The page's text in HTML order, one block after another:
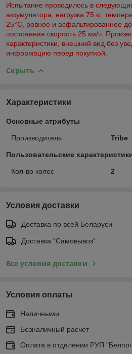
Испытание проводилось в
аккумулятора, нагрузка 75 кг,
25°C, ровное и асфальтированное
постоянная скорость 25 км/ч.
характеристики, внешний вид без
информацию перед покупкой.
Скрыть
Характеристики
Основные атрибуты
Производитель Tribe
Пользовательские
Кол-во колес 2
Условия доставки
Доставка по всей Беларуси
Доставка "Самовывоз"
Все условия доставки
Условия оплаты
Наличными
Безналичный расчет
Оплата в отделении РУП